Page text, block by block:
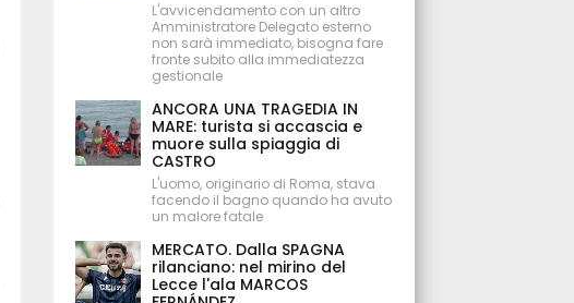
L'avvicendamento con un altro
Amministratore Delegato esterno
non sarà immediato, bisogna fare
fronte subito alla immediatezza
gestionale
ANCORA UNA TRAGEDIA IN
MARE: turista si accascia e
muore sulla spiaggia di
CASTRO
L'uomo, originario di Roma, stava
facendo il bagno quando ha avuto
un malore fatale
MERCATO. Dalla SPAGNA
rilanciano: nel mirino del
Lecce l'ala MARCOS